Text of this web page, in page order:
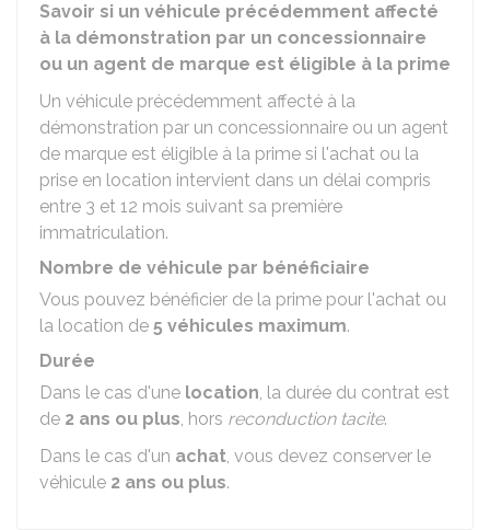
Savoir si un véhicule précédemment affecté
à la démonstration par un concessionnaire
ou un agent de marque est éligible à la prime
Un véhicule précédemment affecté à la
démonstration par un concessionnaire ou un agent
de marque est éligible à la prime si l'achat ou la
prise en location intervient dans un délai compris
entre 3 et 12 mois suivant sa première
immatriculation.
Nombre de véhicule par bénéficiaire
Vous pouvez bénéficier de la prime pour l'achat ou
la location de 5 véhicules maximum.
Durée
Dans le cas d'une location, la durée du contrat est
de 2 ans ou plus, hors reconduction tacite.
Dans le cas d'un achat, vous devez conserver le
véhicule 2 ans ou plus.